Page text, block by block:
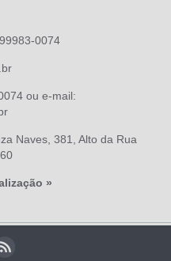
0074
ou e-mail:
Naves, 381, Alto da Rua
»